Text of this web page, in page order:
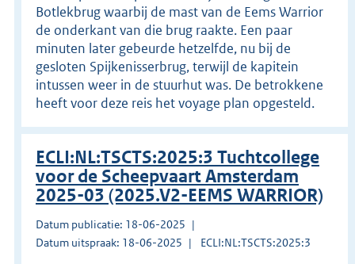
Botlekbrug waarbij de mast van de Eems Warrior
de onderkant van die brug raakte. Een paar
minuten later gebeurde hetzelfde, nu bij de
gesloten Spijkenisserbrug, terwijl de kapitein
intussen weer in de stuurhut was. De betrokkene
heeft voor deze reis het voyage plan opgesteld.
ECLI:NL:TSCTS:2025:3 Tuchtcollege
voor de Scheepvaart Amsterdam
2025-03 (2025.V2-EEMS WARRIOR)
Datum publicatie: 18-06-2025
Datum uitspraak: 18-06-2025
ECLI:NL:TSCTS:2025:3